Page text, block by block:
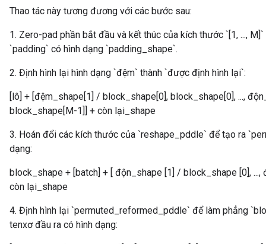
Thao tác này tương đương với các bước sau:
1. Zero-pad phần bắt đầu và kết thúc của kích thước `[1, ...,
`padding` có hình dạng `padding_shape`.
2. Định hình lại hình dạng `đệm` thành `được định hình lại`:
[lô] + [đệm_shape[1] / block_shape[0], block_shape[0], ...,
block_shape[M-1]] + còn lại_shape
3. Hoán đổi các kích thước của `reshape_pddle` để tạo ra
dạng:
block_shape + [batch] + [ độn_shape [1] / block_shape [0],
còn lại_shape
4. Định hình lại `permuted_reformed_pddle` để làm phẳng
tenxơ đầu ra có hình dạng: